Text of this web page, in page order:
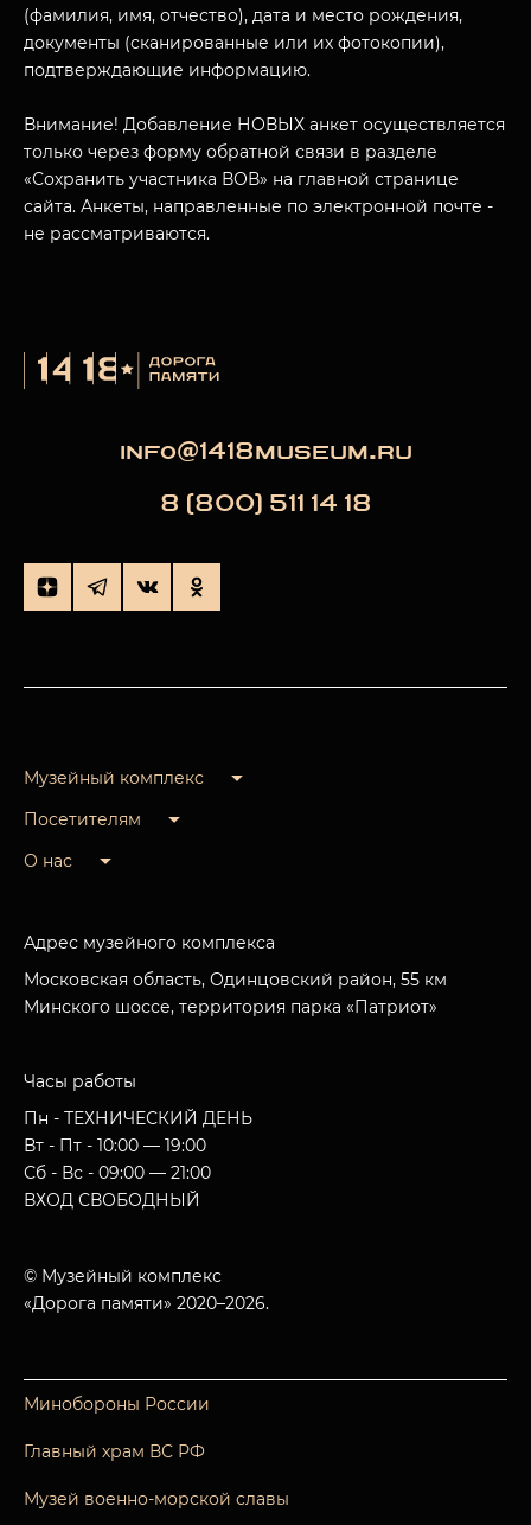
МУЗЕЙНЫЙ КОМПЛЕКС
О НАС
НАЗАД
(фамилия, имя, отчество), дата и место рождения,
документы (сканированные или их фотокопии),
подтверждающие информацию.
Внимание! Добавление НОВЫХ анкет осуществляется
только через форму обратной связи в разделе
«Сохранить участника ВОВ» на главной странице
сайта. Анкеты, направленные по электронной почте -
не рассматриваются.
info@1418museum.ru
8 (800) 511 14 18
Музейный комплекс
Посетителям
О нас
Адрес музейного комплекса
Московская область, Одинцовский район, 55 км
Минского шоссе, территория парка «Патриот»
Часы работы
Пн - ТЕХНИЧЕСКИЙ ДЕНЬ
Вт - Пт - 10:00 — 19:00
Сб - Вс - 09:00 — 21:00
ВХОД СВОБОДНЫЙ
© Музейный комплекс
«Дорога памяти» 2020–2026.
Минобороны России
Главный храм ВС РФ
Музей военно-морской славы